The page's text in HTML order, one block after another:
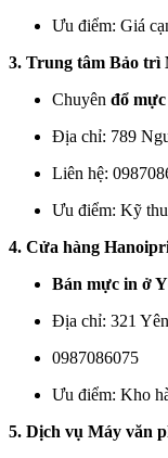
Ưu điểm: Giá
3. Trung tâm Bảo trì
Chuyên đổ
Địa chỉ: 789
Liên hệ:
Ưu điểm: Kỹ
4. Cửa hàng
Bán mực in ở
Địa chỉ: 321
0987086075
Ưu điểm: Kho
5. Dịch vụ Máy văn